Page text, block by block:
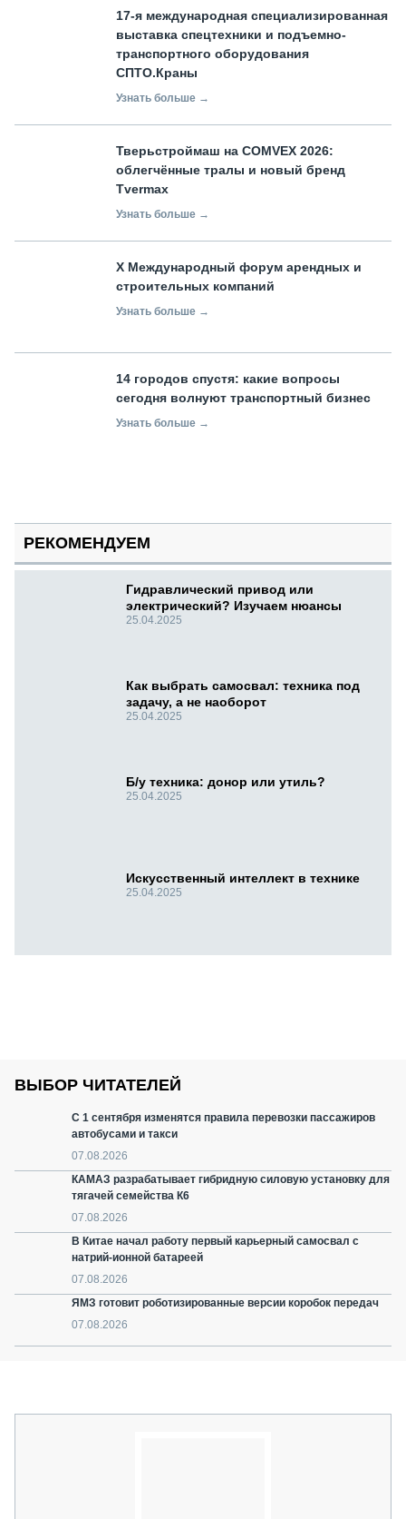
17-я международная специализированная
выставка спецтехники и подъемно-
транспортного оборудования
СПТО.Краны
Узнать больше →
Тверьстроймаш на COMVEX 2026:
облегчённые тралы и новый бренд
Tvermax
Узнать больше →
X Международный форум арендных и
строительных компаний
Узнать больше →
14 городов спустя: какие вопросы
сегодня волнуют транспортный бизнес
Узнать больше →
РЕКОМЕНДУЕМ
Гидравлический привод или
электрический? Изучаем нюансы
25.04.2025
Как выбрать самосвал: техника под
задачу, а не наоборот
25.04.2025
Б/у техника: донор или утиль?
25.04.2025
Искусственный интеллект в технике
25.04.2025
ВЫБОР ЧИТАТЕЛЕЙ
С 1 сентября изменятся правила перевозки пассажиров
автобусами и такси
07.08.2026
КАМАЗ разрабатывает гибридную силовую установку для
тягачей семейства К6
07.08.2026
В Китае начал работу первый карьерный самосвал с
натрий-ионной батареей
07.08.2026
ЯМЗ готовит роботизированные версии коробок передач
07.08.2026